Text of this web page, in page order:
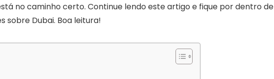
no caminho certo. Continue lendo este artigo e fique por dentro de
sobre Dubai. Boa leitura!